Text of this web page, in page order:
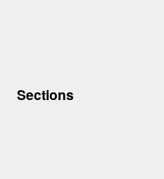
Sections